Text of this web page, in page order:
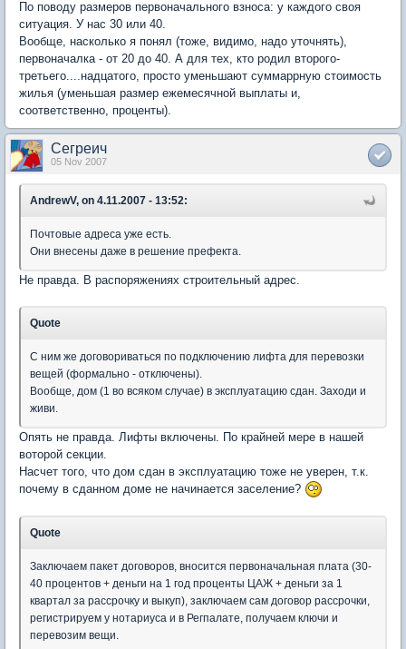
По поводу размеров первоначального взноса: у каждого своя
ситуация. У нас 30 или 40.
Вообще, насколько я понял (тоже, видимо, надо уточнять),
первоначалка - от 20 до 40. А для тех, кто родил второго-
третьего....надцатого, просто уменьшают суммаррную стоимость
жилья (уменьшая размер ежемесячной выплаты и,
соответственно, проценты).
Сегреич
05 Nov 2007
AndrewV, on 4.11.2007 - 13:52:
Почтовые адреса уже есть.
Они внесены даже в решение префекта.
Не правда. В распоряжениях строительный адрес.
Quote
С ним же договориваться по подключению лифта для перевозки
вещей (формально - отключены).
Вообще, дом (1 во всяком случае) в эксплуатацию сдан. Заходи и
живи.
Опять не правда. Лифты включены. По крайней мере в нашей
воторой секции.
Насчет того, что дом сдан в эксплуатацию тоже не уверен, т.к.
почему в сданном доме не начинается заселение?
Quote
Заключаем пакет договоров, вносится первоначальная плата (30-
40 процентов + деньги на 1 год проценты ЦАЖ + деньги за 1
квартал за рассрочку и выкуп), заключаем сам договор рассрочки,
регистрируем у нотариуса и в Регпалате, получаем ключи и
перевозим вещи.